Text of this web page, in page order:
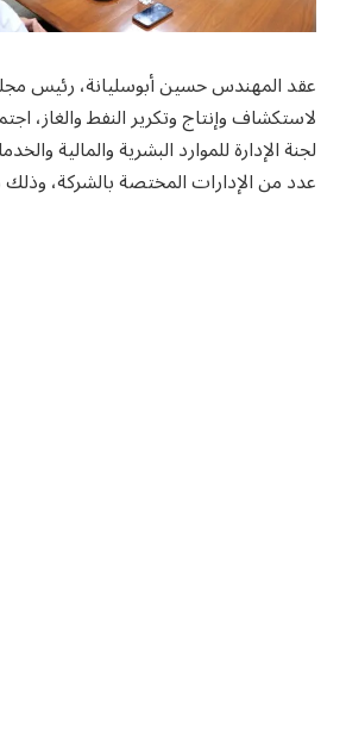
عقد المهندس حسين أبوسليانة، رئيس
لاستكشاف وإنتاج وتكرير النفط والغاز،
لجنة الإدارة للموارد البشرية والمالية
عدد من الإدارات المختصة بالشركة، وذلك